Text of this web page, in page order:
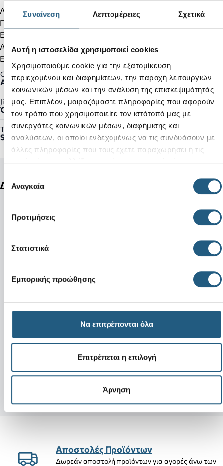
Συναίνεση Λεπτομέρειες Σχετικά
Αυτή η ιστοσελίδα χρησιμοποιεί cookies
Χρησιμοποιούμε cookie για την εξατομίκευση
περιεχομένου και διαφημίσεων, την παροχή λειτουργιών
κοινωνικών μέσων και την ανάλυση της επισκεψιμότητάς
μας. Επιπλέον, μοιραζόμαστε πληροφορίες που αφορούν
τον τρόπο που χρησιμοποιείτε τον ιστότοπό μας με
συνεργάτες κοινωνικών μέσων, διαφήμισης και
αναλύσεων, οι οποίοι ενδεχομένως να τις συνδυάσουν με
άλλες πληροφορίες που τους έχετε παραχωρήσει ή τις
συγκατάθεσης
Αναγκαία
Προτιμήσεις
Στατιστικά
Εμπορικής προώθησης
Να επιτρέπονται όλα
Επιτρέπεται η επιλογή
Άρνηση
Λεπτομέρειες προϊόντος:
Πάνω μέρος από υψηλής ποιότητας καστόρι.
Ενισχυμένo στη γλώσσα, τον αστράγαλο και τη φτέρνα.
Αποσπώμενη εσωτερική σόλα.
Ελαστικά κορδόνια.
Gender:
Ανδρικό
Jibbitz™ Ready:
Όχι
Τύπος Προϊόντος:
Shoes
Δείτε ακόμη
4LW Botanicals 3
5,99 €
Disney
4,99 €
Αποστολές Προϊόντων
Δωρεάν αποστολή προϊόντων για αγορές άνω των